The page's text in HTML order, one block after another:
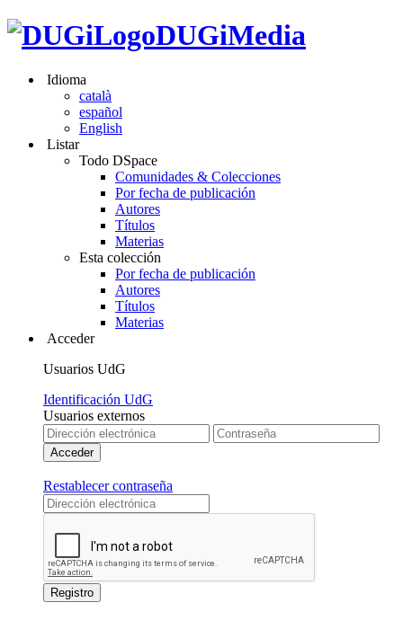
DUGiMedia
Idioma
català
español
English
Listar
Todo DSpace
Comunidades & Colecciones
Por fecha de publicación
Autores
Títulos
Materias
Esta colección
Por fecha de publicación
Autores
Títulos
Materias
Acceder
Usuarios UdG
Identificación UdG
Usuarios externos
Restablecer contraseña